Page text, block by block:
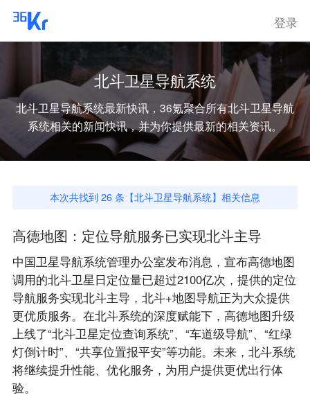
登录
北斗卫星导航系统
北斗卫星导航系统最新快讯，36氪聚合所有北斗卫星导航
系统相关的新闻快讯，并为你提供最新的相关资讯。
本次共找到 26 条【北斗卫星导航系统】相关信息
高德地图：定位导航服务已实现北斗主导
中国卫星导航系统管理办公室发布消息，宣布高德地图
调用的北斗卫星日定位量已超过2100亿次，提供的定位
导航服务实现北斗主导，北斗+地图导航正为大众提供
更优质服务。在北斗系统的深度赋能下，高德地图升级
上线了“北斗卫星定位查询系统”、“车道级导航”、“红绿
灯倒计时”、“共享位置报平安”等功能。未来，北斗系统
将继续提升性能、优化服务，为用户提供更优出行体
验。